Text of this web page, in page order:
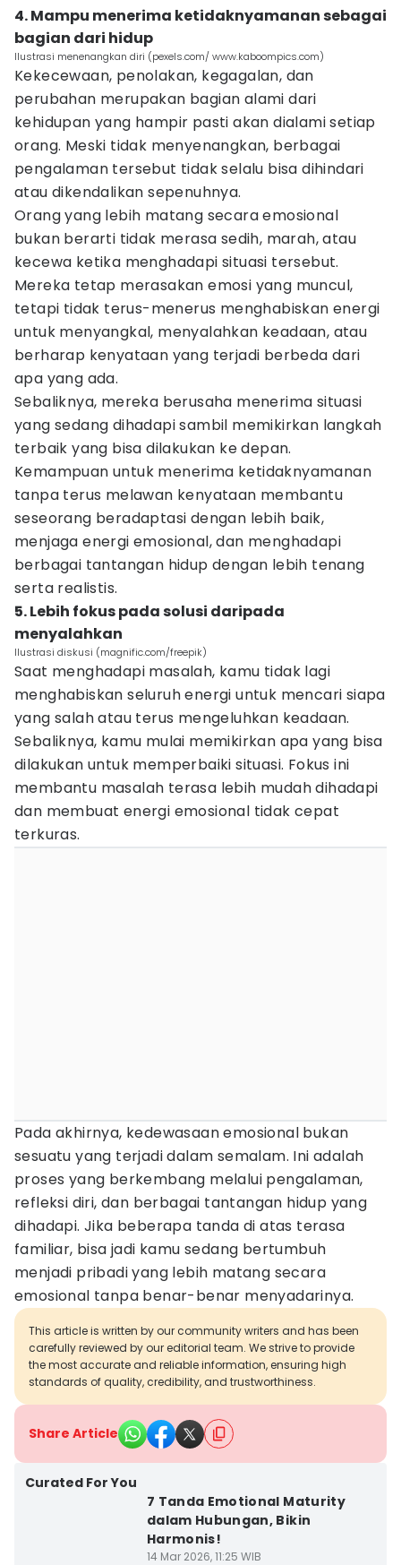
4. Mampu menerima ketidaknyamanan sebagai
bagian dari hidup
Ilustrasi menenangkan diri (pexels.com/ www.kaboompics.com)
Kekecewaan, penolakan, kegagalan, dan
perubahan merupakan bagian alami dari
kehidupan yang hampir pasti akan dialami setiap
orang. Meski tidak menyenangkan, berbagai
pengalaman tersebut tidak selalu bisa dihindari
atau dikendalikan sepenuhnya.
Orang yang lebih matang secara emosional
bukan berarti tidak merasa sedih, marah, atau
kecewa ketika menghadapi situasi tersebut.
Mereka tetap merasakan emosi yang muncul,
tetapi tidak terus-menerus menghabiskan energi
untuk menyangkal, menyalahkan keadaan, atau
berharap kenyataan yang terjadi berbeda dari
apa yang ada.
Sebaliknya, mereka berusaha menerima situasi
yang sedang dihadapi sambil memikirkan langkah
terbaik yang bisa dilakukan ke depan.
Kemampuan untuk menerima ketidaknyamanan
tanpa terus melawan kenyataan membantu
seseorang beradaptasi dengan lebih baik,
menjaga energi emosional, dan menghadapi
berbagai tantangan hidup dengan lebih tenang
serta realistis.
5. Lebih fokus pada solusi daripada
menyalahkan
Ilustrasi diskusi (magnific.com/freepik)
Saat menghadapi masalah, kamu tidak lagi
menghabiskan seluruh energi untuk mencari siapa
yang salah atau terus mengeluhkan keadaan.
Sebaliknya, kamu mulai memikirkan apa yang bisa
dilakukan untuk memperbaiki situasi. Fokus ini
membantu masalah terasa lebih mudah dihadapi
dan membuat energi emosional tidak cepat
terkuras.
Pada akhirnya, kedewasaan emosional bukan
sesuatu yang terjadi dalam semalam. Ini adalah
proses yang berkembang melalui pengalaman,
refleksi diri, dan berbagai tantangan hidup yang
dihadapi. Jika beberapa tanda di atas terasa
familiar, bisa jadi kamu sedang bertumbuh
menjadi pribadi yang lebih matang secara
emosional tanpa benar-benar menyadarinya.
This article is written by our community writers and has been
carefully reviewed by our editorial team. We strive to provide
the most accurate and reliable information, ensuring high
standards of quality, credibility, and trustworthiness.
Share Article
Curated For You
7 Tanda Emotional Maturity
dalam Hubungan, Bikin
Harmonis!
14 Mar 2026, 11:25 WIB